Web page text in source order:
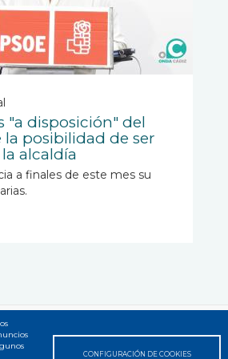
"a disposición" del
posibilidad de ser
alcaldía
a finales de este mes su
CONFIGURACIÓN DE COOKIES